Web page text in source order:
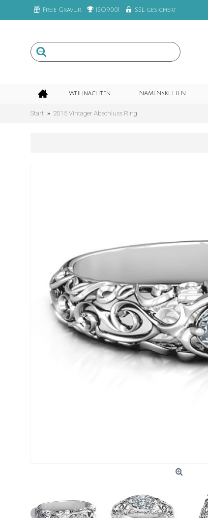
Freie Gravur ISO9001 SSL gesichert
Weihnachten NAMENSKETTEN
Start 2015 Vintager Abschluss Ring